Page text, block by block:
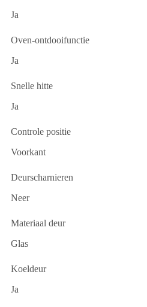
Ja
Oven-ontdooifunctie
Ja
Snelle hitte
Ja
Controle positie
Voorkant
Deurscharnieren
Neer
Materiaal deur
Glas
Koeldeur
Ja